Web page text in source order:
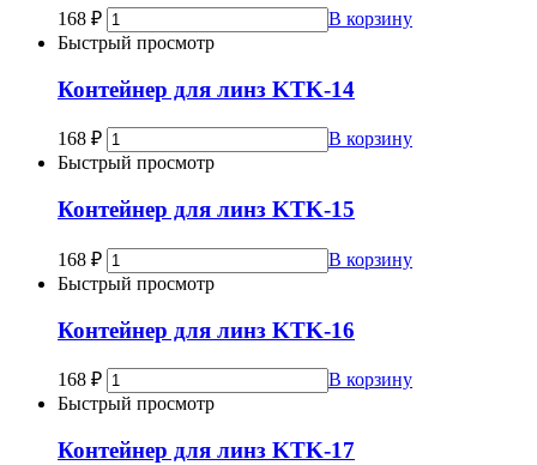
168 ₽
В корзину
Быстрый просмотр
Контейнер для линз KTK-14
168 ₽
В корзину
Быстрый просмотр
Контейнер для линз KTK-15
168 ₽
В корзину
Быстрый просмотр
Контейнер для линз KTK-16
168 ₽
В корзину
Быстрый просмотр
Контейнер для линз KTK-17